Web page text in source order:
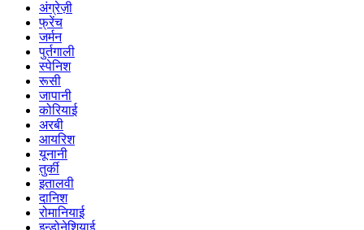
अंग्रेज़ी
फ्रेंच
जर्मन
पुर्तगाली
स्पेनिश
रूसी
जापानी
कोरियाई
अरबी
आयरिश
यूनानी
तुर्की
इतालवी
दानिश
रोमानियाई